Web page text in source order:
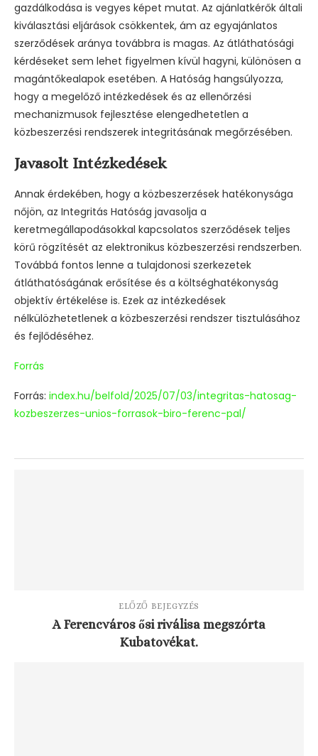
gazdálkodása is vegyes képet mutat. Az ajánlatkérők általi
kiválasztási eljárások csökkentek, ám az egyajánlatos
szerződések aránya továbbra is magas. Az átláthatósági
kérdéseket sem lehet figyelmen kívül hagyni, különösen a
magántőkealapok esetében. A Hatóság hangsúlyozza,
hogy a megelőző intézkedések és az ellenőrzési
mechanizmusok fejlesztése elengedhetetlen a
közbeszerzési rendszerek integritásának megőrzésében.
Javasolt Intézkedések
Annak érdekében, hogy a közbeszerzések hatékonysága
nőjön, az Integritás Hatóság javasolja a
keretmegállapodásokkal kapcsolatos szerződések teljes
körű rögzítését az elektronikus közbeszerzési rendszerben.
Továbbá fontos lenne a tulajdonosi szerkezetek
átláthatóságának erősítése és a költséghatékonyság
objektív értékelése is. Ezek az intézkedések
nélkülözhetetlenek a közbeszerzési rendszer tisztulásához
és fejlődéséhez.
Forrás
Forrás: index.hu/belfold/2025/07/03/integritas-hatosag-
kozbeszerzes-unios-forrasok-biro-ferenc-pal/
ELŐZŐ BEJEGYZÉS
A Ferencváros ősi riválisa megszórta
Kubatovékat.